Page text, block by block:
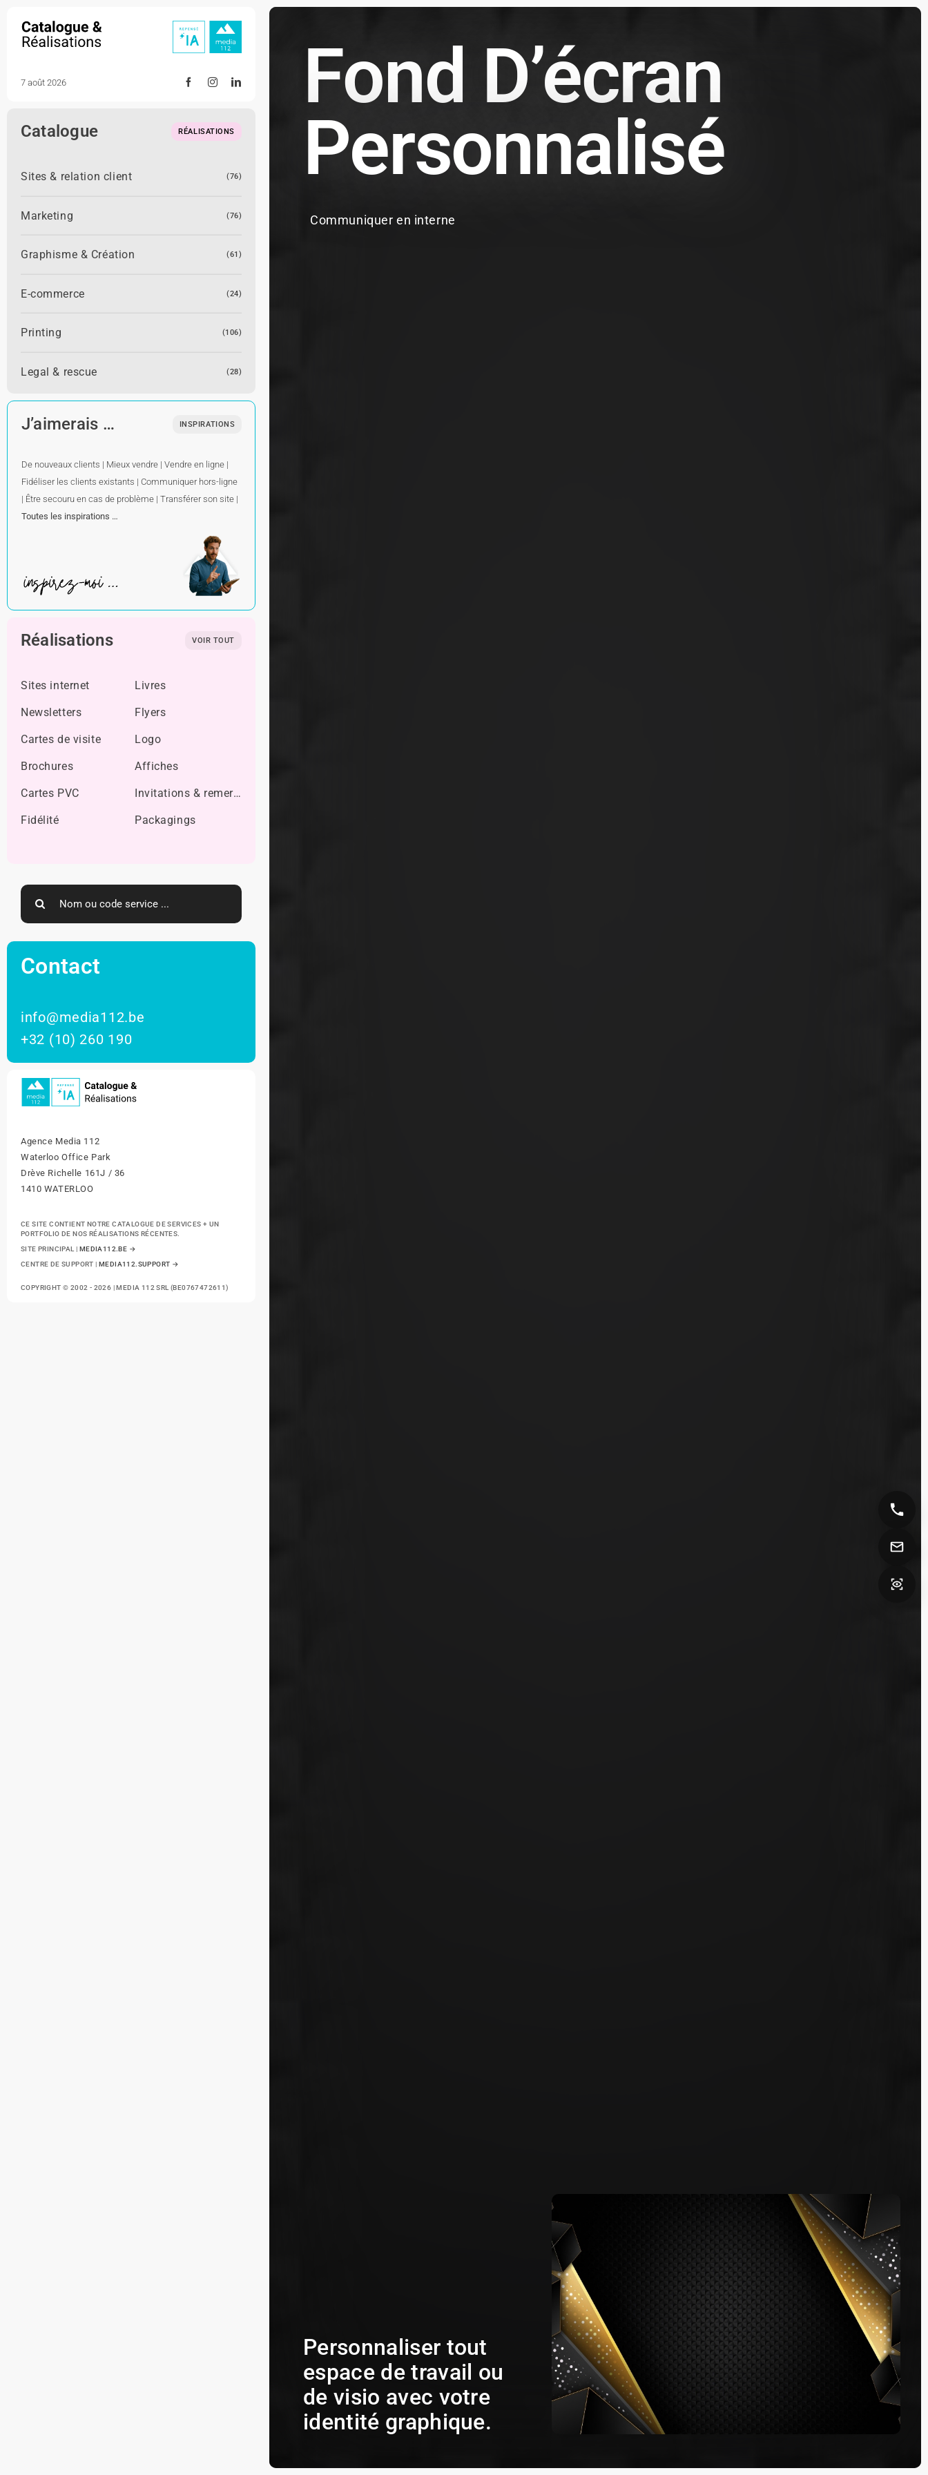
content
7 août 2026
Catalogue RÉALISATIONS
Sites & relation client (76)
Marketing (76)
Graphisme & Création (61)
E-commerce (24)
Printing (106)
Legal & rescue (28)
J’aimerais … INSPIRATIONS
De nouveaux clients | Mieux vendre | Vendre en ligne |
Fidéliser les clients existants | Communiquer hors-ligne
| Être secouru en cas de problème | Transférer son site |
Toutes les inspirations …
Réalisations VOIR TOUT
Sites internet Livres
Newsletters Flyers
Cartes de visite Logo
Brochures Affiches
Cartes PVC Invitations & remerciements
Fidélité Packagings
Search
for:
Contact
info@media112.be
+32 (10) 260 190
Agence Media 112
Waterloo Office Park
Drève Richelle 161J / 36
1410 WATERLOO
CE SITE CONTIENT NOTRE CATALOGUE DE SERVICES + UN
PORTFOLIO DE NOS RÉALISATIONS RÉCENTES.
SITE PRINCIPAL | MEDIA112.BE →
CENTRE DE SUPPORT |MEDIA112.SUPPORT →
COPYRIGHT © 2002 - 2026 | MEDIA 112 SRL (BE0767472611)
Fond D’écran
Personnalisé
Communiquer en interne
Personnaliser tout
espace de travail ou
de visio avec votre
identité graphique.